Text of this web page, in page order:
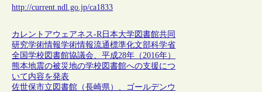
http://current.ndl.go.jp/ca1833
カレントアウェアネス-R 日本大学図書館共同
研究学術情報学術情報流通標準化文部科学省
全国学校図書館協議会、平成28年（2016年）
熊本地震の被災地の学校図書館への支援につ
いて内容を発表
佐世保市立図書館（長崎県）、ゴールデンウ